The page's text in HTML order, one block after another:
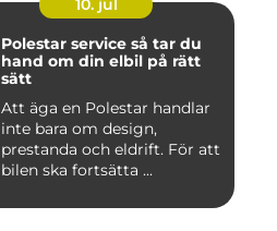
10. jul
Polestar service så tar du
hand om din elbil på rätt
sätt
Att äga en Polestar handlar
inte bara om design,
prestanda och eldrift. För att
bilen ska fortsätta ...